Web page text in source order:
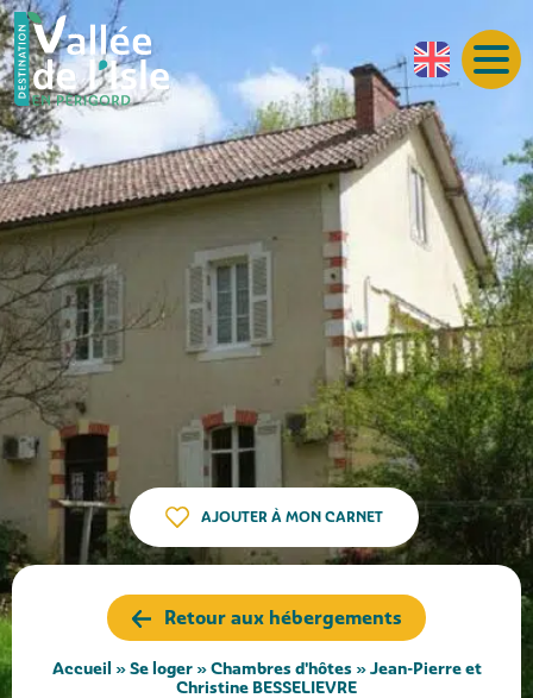
AJOUTER À MON CARNET
Retour aux hébergements
Accueil »Se loger»Chambres d'hôtes »Jean-Pierre et
Christine BESSELIEVRE